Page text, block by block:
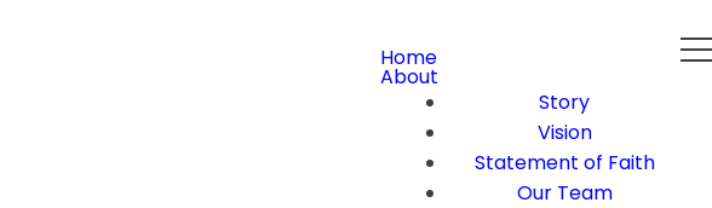
Home
About
Story
Vision
Statement of Faith
Our Team